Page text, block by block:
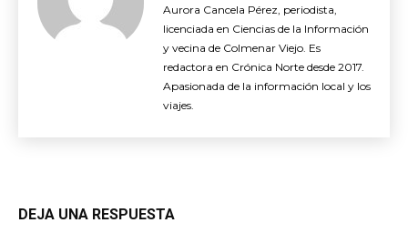
Aurora Cancela Pérez, periodista,
licenciada en Ciencias de la Información
y vecina de Colmenar Viejo. Es
redactora en Crónica Norte desde 2017.
Apasionada de la información local y los
viajes.
DEJA UNA RESPUESTA